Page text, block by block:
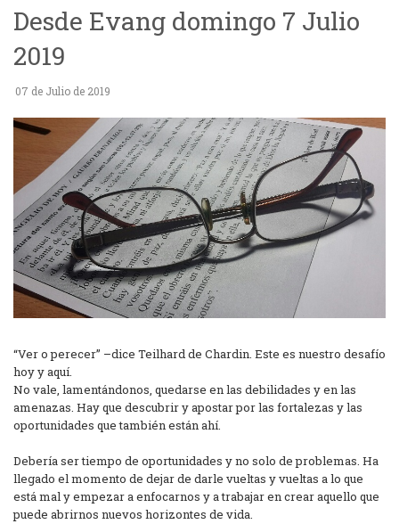
Desde Evang domingo 7 Julio
2019
07 de Julio de 2019
“Ver o perecer” –dice Teilhard de Chardin. Este es nuestro desafío
hoy y aquí.
No vale, lamentándonos, quedarse en las debilidades y en las
amenazas. Hay que descubrir y apostar por las fortalezas y las
oportunidades que también están ahí.
Debería ser tiempo de oportunidades y no solo de problemas. Ha
llegado el momento de dejar de darle vueltas y vueltas a lo que
está mal y empezar a enfocarnos y a trabajar en crear aquello que
puede abrirnos nuevos horizontes de vida.